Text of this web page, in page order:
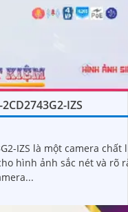
IZS
IZS là một camera chất
hình ảnh sắc nét và rõ